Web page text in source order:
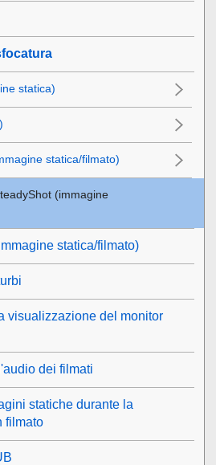
statica)
statica/filmato)
(immagine
statica/filmato)
visualizzazione del monitor
dei filmati
statiche durante la
filmato